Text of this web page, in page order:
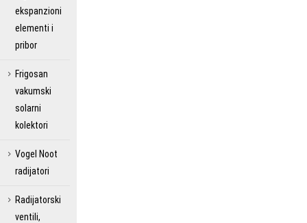
ekspanzioni
elementi i
pribor
Frigosan
vakumski
solarni
kolektori
Vogel Noot
radijatori
Radijatorski
ventili,